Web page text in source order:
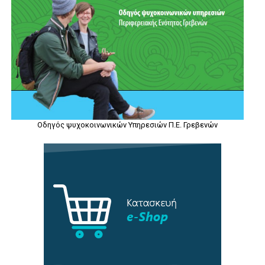
Οδηγός ψυχοκοινωνικών Υπηρεσιών Π.Ε. Γρεβενών